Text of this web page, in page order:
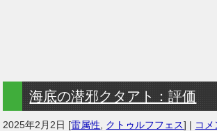
海底の潜邪クタアト：評価
2025年2月2日 [雷属性 クトゥルフフェス] | コ